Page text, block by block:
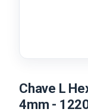
Chave L
4mm -